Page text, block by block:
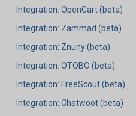
Integration: OpenCart (beta)
Integration: Zammad (beta)
Integration: Znuny (beta)
Integration: OTOBO (beta)
Integration: FreeScout (beta)
Integration: Chatwoot (beta)